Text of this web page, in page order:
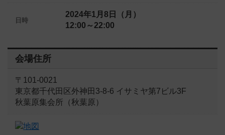
日時
2024年1月8日（月）
12:00～22:00
会場住所
〒101-0021
東京都千代田区外神田3-8-6 イサミヤ第7ビル3F
秋葉原集会所（秋葉原）